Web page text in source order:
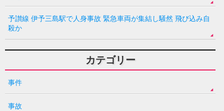
予讃線 伊予三島駅で人身事故 緊急車両が集結し騒然 飛び込み自
殺か
カテゴリー
事件
事故